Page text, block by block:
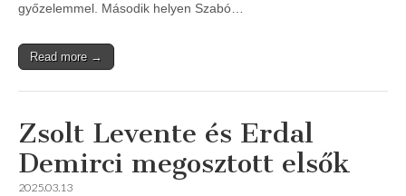
győzelemmel. Második helyen Szabó…
Read more →
Zsolt Levente és Erdal
Demirci megosztott elsők
2025.03.13